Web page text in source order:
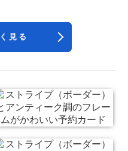
見る